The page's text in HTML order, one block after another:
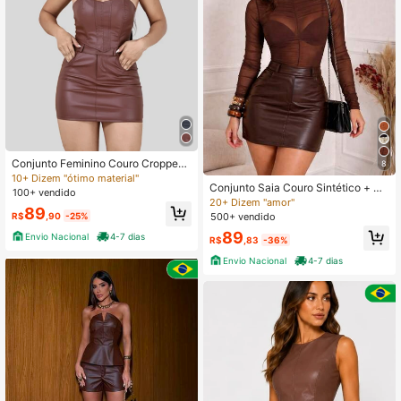
Conjunto Feminino Couro Cropped
e Saia Moda Feminina
10+ Dizem "ótimo material"
100+ vendido
R$89 ,90 -25%
Envio Nacional
4-7 dias
8
Conjunto Saia Couro Sintético + Bo
dy Tule Drapeado
20+ Dizem "amor"
500+ vendido
R$89 ,83 -36%
Envio Nacional
4-7 dias